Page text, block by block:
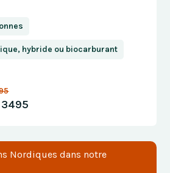
hybride ou biocarburant
3495
Nordiques dans notre